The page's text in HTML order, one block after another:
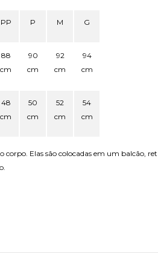
PP P M G
88
cm
90
cm
92
cm
94
cm
48
cm
50
cm
52
cm
54
cm
corpo. Elas são colocadas em um balcão,